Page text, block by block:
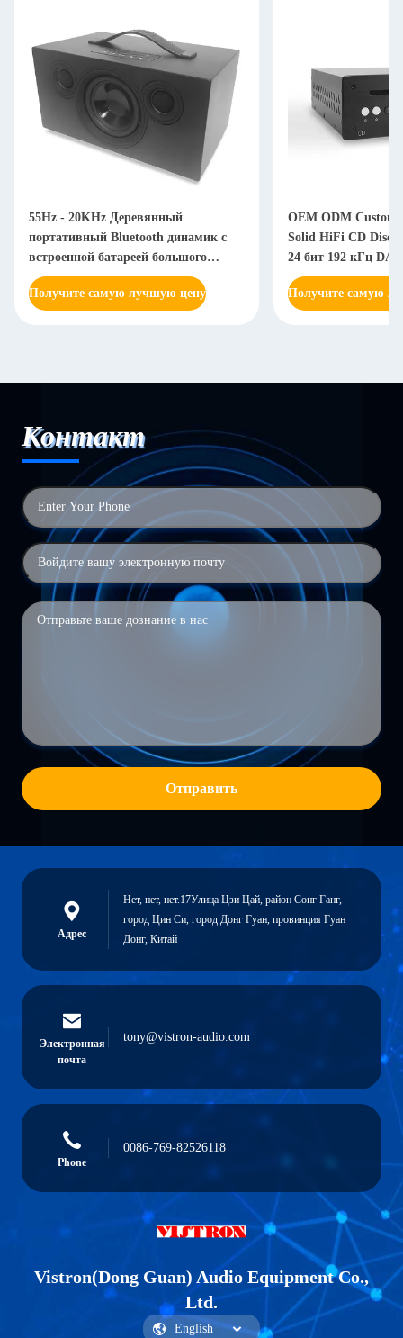
55Hz - 20KHz Деревянный
портативный Bluetooth динамик с
встроенной батареей большого
объема
Получите самую лучшую цену
OEM ODM Custom
Solid HiFi CD Disc
24 бит 192 кГц DAC
Получите самую
Контакт
Отправить
Адрес
Нет, нет, нет.17Улица Цзи Цай, район Сонг Ганг,
город Цин Си, город Донг Гуан, провинция Гуан
Донг, Китай
Электронная
почта
tony@vistron-audio.com
Phone
0086-769-82526118
Vistron(Dong Guan) Audio Equipment Co.,
Ltd.